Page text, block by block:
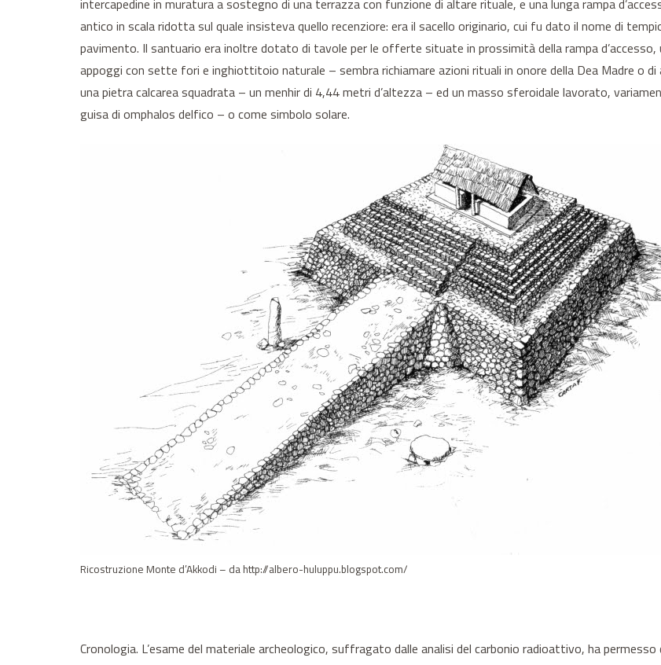
intercapedine in muratura a sostegno di una terrazza con funzione di altare rituale, e una lunga rampa
antico in scala ridotta sul quale insisteva quello recenziore: era il sacello originario, cui fu dato il nome di
pavimento. Il santuario era inoltre dotato di tavole per le offerte situate in prossimità della rampa
appoggi con sette fori e inghiottitoio naturale – sembra richiamare azioni rituali in onore della Dea Madre o
una pietra calcarea squadrata – un menhir di 4,44 metri d’altezza – ed un masso sferoidale lavorato,
guisa di omphalos delfico – o come simbolo solare.
Ricostruzione Monte d’Akkodi – da http://albero-huluppu.blogspot.com/
Cronologia. L’esame del materiale archeologico, suffragato dalle analisi del carbonio radioattivo, ha